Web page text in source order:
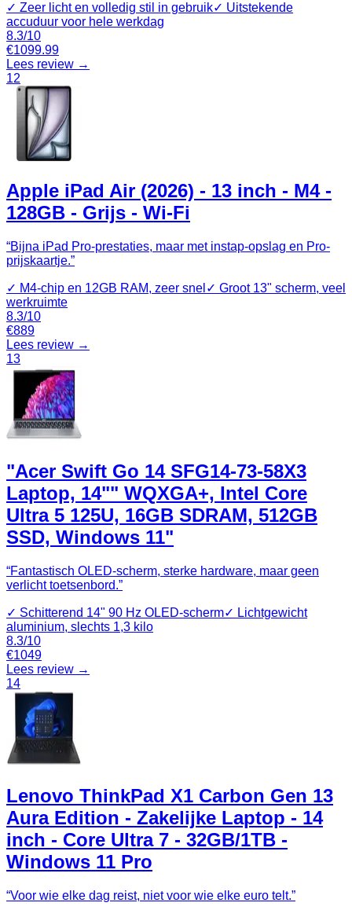
✓ Zeer licht en volledig stil in gebruik✓ Uitstekende
accuduur voor hele werkdag
8.3/10
€1099.99
Lees review →
12
Apple iPad Air (2026) - 13 inch - M4 -
128GB - Grijs - Wi-Fi
“Bijna iPad Pro-prestaties, maar met instap-opslag en Pro-
prijskaartje.”
✓ M4-chip en 12GB RAM, zeer snel ✓ Groot 13" scherm, veel
werkruimte
8.3/10
€889
Lees review →
13
"Acer Swift Go 14 SFG14-73-58X3
Laptop, 14"" WQXGA+, Intel Core
Ultra 5 125U, 16GB SDRAM, 512GB
SSD, Windows 11"
“Fantastisch OLED‑scherm, sterke hardware, maar geen
verlicht toetsenbord.”
✓ Schitterend 14" 90 Hz OLED‑scherm✓ Lichtgewicht
aluminium, slechts 1,3 kilo
8.3/10
€1049
Lees review →
14
Lenovo ThinkPad X1 Carbon Gen 13
Aura Edition - Zakelijke Laptop - 14
inch - Core Ultra 7 - 32GB/1TB -
Windows 11 Pro
“Voor wie elke dag reist, niet voor wie elke euro telt.”